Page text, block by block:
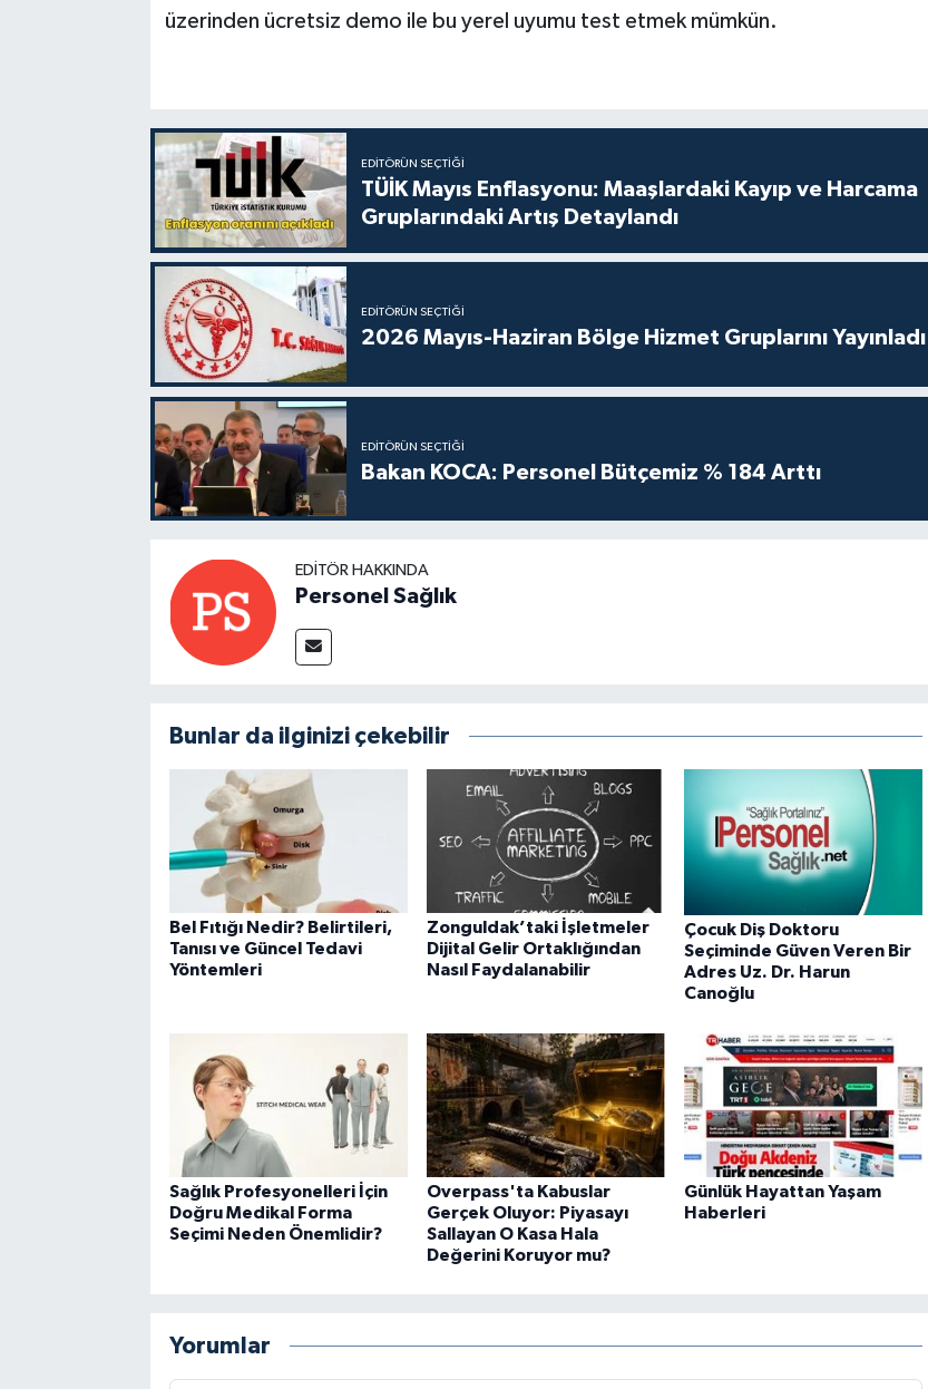
üzerinden ücretsiz demo ile bu yerel uyumu test etmek mümkün.
EDITÖRÜN SEÇTIĞI
TÜİK Mayıs Enflasyonu: Maaşlardaki Kayıp ve Harcama
Gruplarındaki Artış Detaylandı
EDITÖRÜN SEÇTIĞI
2026 Mayıs-Haziran Bölge Hizmet Gruplarını Yayınladı
EDITÖRÜN SEÇTIĞI
Bakan KOCA: Personel Bütçemiz % 184 Arttı
EDITÖR HAKKINDA
Personel Sağlık
Bunlar da ilginizi çekebilir
Bel Fıtığı Nedir? Belirtileri,
Tanısı ve Güncel Tedavi
Yöntemleri
Zonguldak’taki İşletmeler
Dijital Gelir Ortaklığından
Nasıl Faydalanabilir
Çocuk Diş Doktoru
Seçiminde Güven Veren Bir
Adres Uz. Dr. Harun
Canoğlu
Sağlık Profesyonelleri İçin
Doğru Medikal Forma
Seçimi Neden Önemlidir?
Overpass'ta Kabuslar
Gerçek Oluyor: Piyasayı
Sallayan O Kasa Hala
Değerini Koruyor mu?
Günlük Hayattan Yaşam
Haberleri
Yorumlar